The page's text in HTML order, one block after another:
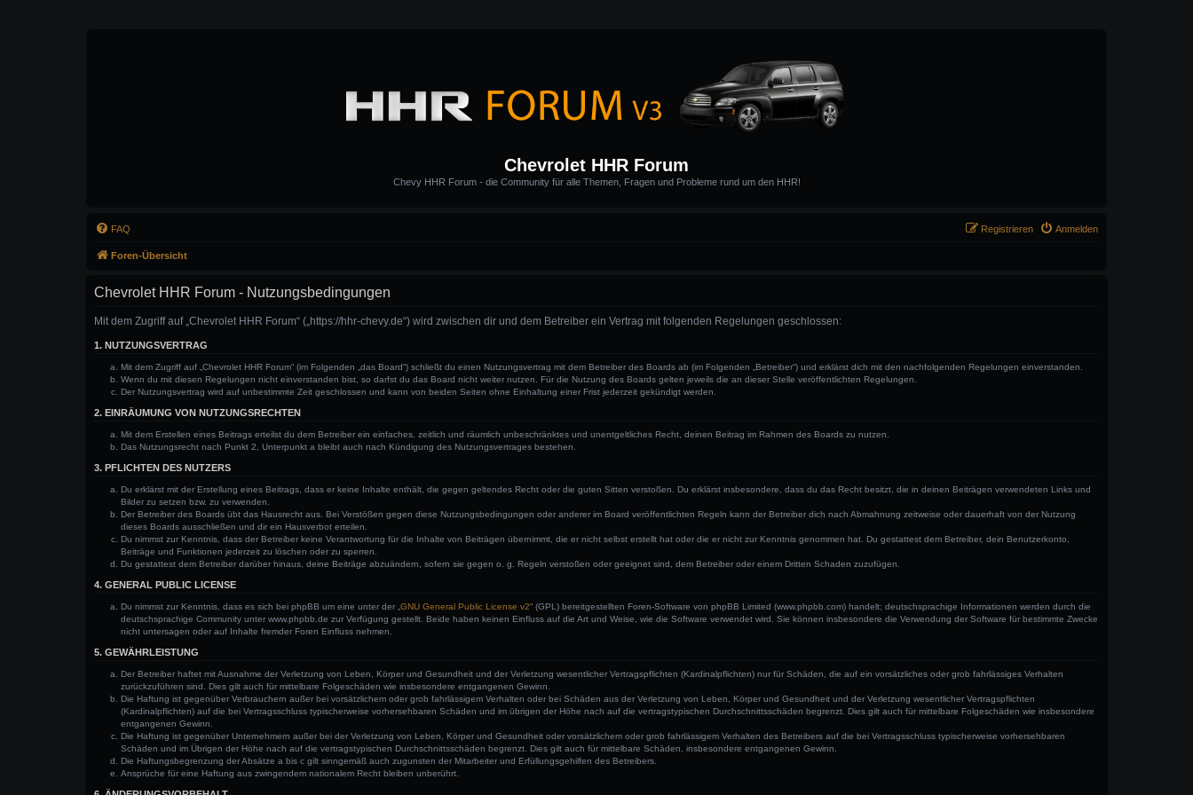
Chevrolet HHR Forum
Chevy HHR Forum - die Community für alle Themen, Fragen und Probleme rund um den HHR!
FAQ Anmelden
Registrieren
Foren-Übersicht
Chevrolet HHR Forum - Nutzungsbedingungen
Mit dem Zugriff auf „Chevrolet HHR Forum“ („https://hhr-chevy.de“) wird zwischen dir und dem Betreiber ein Vertrag mit folgenden Regelungen geschlossen:
1. NUTZUNGSVERTRAG
Mit dem Zugriff auf „Chevrolet HHR Forum“ (im Folgenden „das Board“) schließt du einen Nutzungsvertrag mit dem Betreiber des Boards ab (im Folgenden „Betreiber“) und erklärst dich mit den nachfolgenden Regelungen einverstanden.
Wenn du mit diesen Regelungen nicht einverstanden bist, so darfst du das Board nicht weiter nutzen. Für die Nutzung des Boards gelten jeweils die an dieser Stelle veröffentlichten Regelungen.
Der Nutzungsvertrag wird auf unbestimmte Zeit geschlossen und kann von beiden Seiten ohne Einhaltung einer Frist jederzeit gekündigt werden.
2. EINRÄUMUNG VON NUTZUNGSRECHTEN
Mit dem Erstellen eines Beitrags erteilst du dem Betreiber ein einfaches, zeitlich und räumlich unbeschränktes und unentgeltliches Recht, deinen Beitrag im Rahmen des Boards zu nutzen.
Das Nutzungsrecht nach Punkt 2, Unterpunkt a bleibt auch nach Kündigung des Nutzungsvertrages bestehen.
3. PFLICHTEN DES NUTZERS
Du erklärst mit der Erstellung eines Beitrags, dass er keine Inhalte enthält, die gegen geltendes Recht oder die guten Sitten verstoßen. Du erklärst insbesondere, dass du das Recht besitzt, die in deinen Beiträgen verwendeten Links und
Bilder zu setzen bzw. zu verwenden.
Der Betreiber des Boards übt das Hausrecht aus. Bei Verstößen gegen diese Nutzungsbedingungen oder anderer im Board veröffentlichten Regeln kann der Betreiber dich nach Abmahnung zeitweise oder dauerhaft von der Nutzung
dieses Boards ausschließen und dir ein Hausverbot erteilen.
Du nimmst zur Kenntnis, dass der Betreiber keine Verantwortung für die Inhalte von Beiträgen übernimmt, die er nicht selbst erstellt hat oder die er nicht zur Kenntnis genommen hat. Du gestattest dem Betreiber, dein Benutzerkonto,
Beiträge und Funktionen jederzeit zu löschen oder zu sperren.
Du gestattest dem Betreiber darüber hinaus, deine Beiträge abzuändern, sofern sie gegen o. g. Regeln verstoßen oder geeignet sind, dem Betreiber oder einem Dritten Schaden zuzufügen.
4. GENERAL PUBLIC LICENSE
Du nimmst zur Kenntnis, dass es sich bei phpBB um eine unter der „ GNU General Public License v2“ (GPL) bereitgestellten Foren-Software von phpBB Limited (www.phpbb.com) handelt; deutschsprachige Informationen werden durch die
deutschsprachige Community unter www.phpbb.de zur Verfügung gestellt. Beide haben keinen Einfluss auf die Art und Weise, wie die Software verwendet wird. Sie können insbesondere die Verwendung der Software für bestimmte Zwecke
nicht untersagen oder auf Inhalte fremder Foren Einfluss nehmen.
5. GEWÄHRLEISTUNG
Der Betreiber haftet mit Ausnahme der Verletzung von Leben, Körper und Gesundheit und der Verletzung wesentlicher Vertragspflichten (Kardinalpflichten) nur für Schäden, die auf ein vorsätzliches oder grob fahrlässiges Verhalten
zurückzuführen sind. Dies gilt auch für mittelbare Folgeschäden wie insbesondere entgangenen Gewinn.
Die Haftung ist gegenüber Verbrauchern außer bei vorsätzlichem oder grob fahrlässigem Verhalten oder bei Schäden aus der Verletzung von Leben, Körper und Gesundheit und der Verletzung wesentlicher Vertragspflichten
(Kardinalpflichten) auf die bei Vertragsschluss typischerweise vorhersehbaren Schäden und im übrigen der Höhe nach auf die vertragstypischen Durchschnittsschäden begrenzt. Dies gilt auch für mittelbare Folgeschäden wie insbesondere
entgangenen Gewinn.
Die Haftung ist gegenüber Unternehmern außer bei der Verletzung von Leben, Körper und Gesundheit oder vorsätzlichem oder grob fahrlässigem Verhalten des Betreibers auf die bei Vertragsschluss typischerweise vorhersehbaren
Schäden und im Übrigen der Höhe nach auf die vertragstypischen Durchschnittsschäden begrenzt. Dies gilt auch für mittelbare Schäden, insbesondere entgangenen Gewinn.
Die Haftungsbegrenzung der Absätze a bis c gilt sinngemäß auch zugunsten der Mitarbeiter und Erfüllungsgehilfen des Betreibers.
Ansprüche für eine Haftung aus zwingendem nationalem Recht bleiben unberührt.